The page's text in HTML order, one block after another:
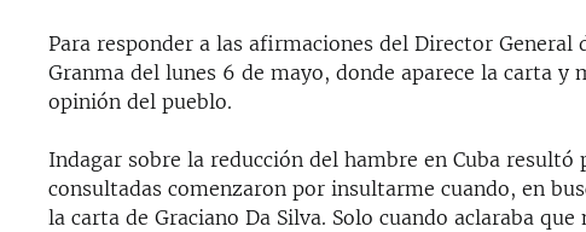
Para responder a las afirmaciones del Director General
Granma del lunes 6 de mayo, donde aparece la carta y
opinión del pueblo.
Indagar sobre la reducción del hambre en Cuba resultó
consultadas comenzaron por insultarme cuando, en
la carta de Graciano Da Silva. Solo cuando aclaraba